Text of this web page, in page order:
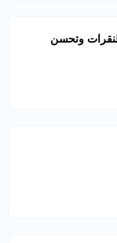
وتحسن